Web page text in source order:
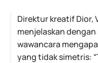
Direktur kreatif Dior,
menjelaskan
wawancara
yang tidak simetris: